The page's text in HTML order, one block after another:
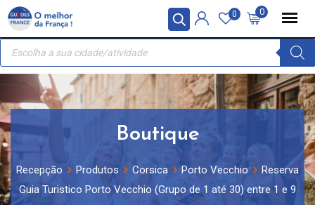
Painel de Gerenciamento de Cookies
Skip
content
0
0
Recherche
produits
Boutique
Recepção Produtos Corsica Porto Vecchio
Reserva
Guia Turistico Porto Vecchio (Grupo de 1 até 30) entre 1 e 9